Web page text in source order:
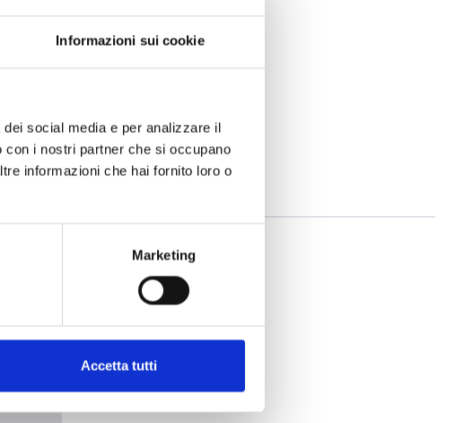
Informazioni sui cookie
social media e per analizzare il
i nostri partner che si occupano
informazioni che hai fornito loro o
Marketing
Accetta tutti